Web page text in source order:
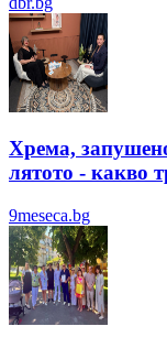
Хрема,
лятотo - какво
9meseca.bg